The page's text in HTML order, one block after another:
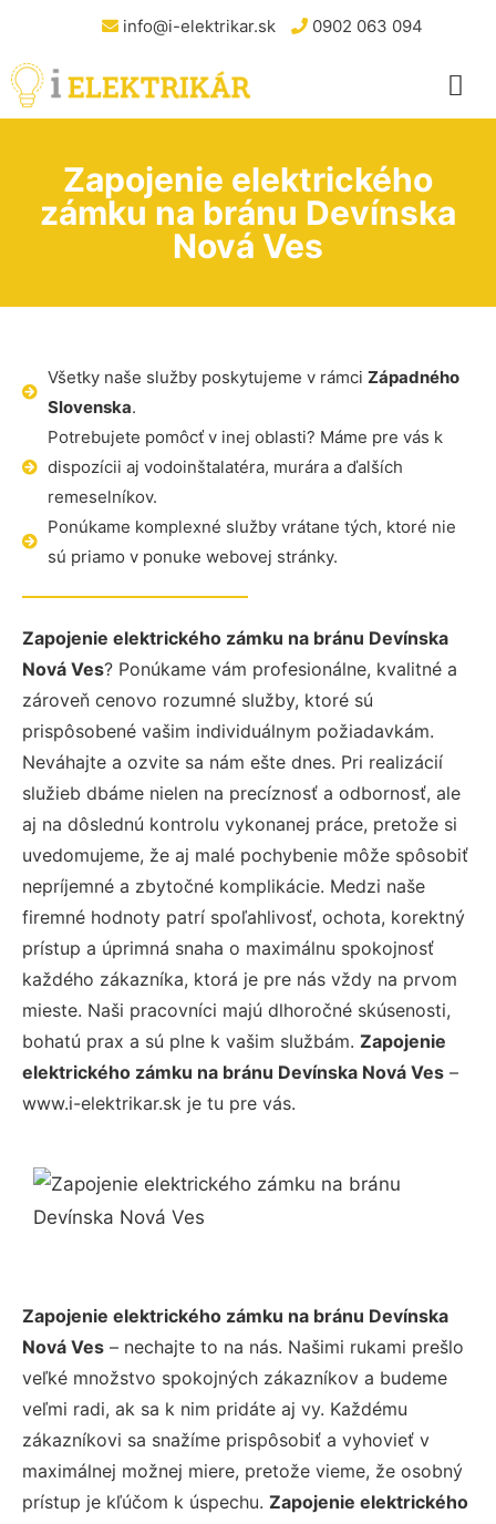
info@i-elektrikar.sk 0902 063 094
Zapojenie elektrického
zámku na bránu Devínska
Nová Ves
Všetky naše služby poskytujeme v rámci Západného
Slovenska.
Potrebujete pomôcť v inej oblasti? Máme pre vás k
dispozícii aj vodoinštalatéra, murára a ďalších
remeselníkov.
Ponúkame komplexné služby vrátane tých, ktoré nie
sú priamo v ponuke webovej stránky.
Zapojenie elektrického zámku na bránu Devínska
Nová Ves? Ponúkame vám profesionálne, kvalitné a
zároveň cenovo rozumné služby, ktoré sú
prispôsobené vašim individuálnym požiadavkám.
Neváhajte a ozvite sa nám ešte dnes. Pri realizácií
služieb dbáme nielen na precíznosť a odbornosť, ale
aj na dôslednú kontrolu vykonanej práce, pretože si
uvedomujeme, že aj malé pochybenie môže spôsobiť
nepríjemné a zbytočné komplikácie. Medzi naše
firemné hodnoty patrí spoľahlivosť, ochota, korektný
prístup a úprimná snaha o maximálnu spokojnosť
každého zákazníka, ktorá je pre nás vždy na prvom
mieste. Naši pracovníci majú dlhoročné skúsenosti,
bohatú prax a sú plne k vašim službám. Zapojenie
elektrického zámku na bránu Devínska Nová Ves –
www.i-elektrikar.sk je tu pre vás.
Zapojenie elektrického zámku na bránu Devínska
Nová Ves – nechajte to na nás. Našimi rukami prešlo
veľké množstvo spokojných zákazníkov a budeme
veľmi radi, ak sa k nim pridáte aj vy. Každému
zákazníkovi sa snažíme prispôsobiť a vyhovieť v
maximálnej možnej miere, pretože vieme, že osobný
prístup je kľúčom k úspechu. Zapojenie elektrického